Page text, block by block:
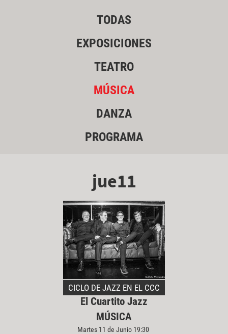
TODAS
EXPOSICIONES
TEATRO
MÚSICA
DANZA
PROGRAMA
jue11
CICLO DE JAZZ EN EL CCC
El Cuartito Jazz
MÚSICA
Martes 11 de Junio 19:30